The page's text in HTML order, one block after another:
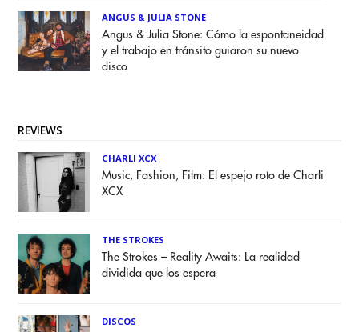
ANGUS & JULIA STONE
Angus & Julia Stone: Cómo la espontaneidad
y el trabajo en tránsito guiaron su nuevo
disco
REVIEWS
CHARLI XCX
Music, Fashion, Film: El espejo roto de Charli
XCX
THE STROKES
The Strokes – Reality Awaits: La realidad
dividida que los espera
DISCOS